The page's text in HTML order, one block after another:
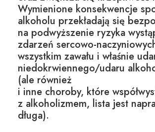
Wymienione konsekwencje
alkoholu przekładają się
na podwyższenie ryzyka
zdarzeń sercowo-
wszystkim zawału i właśnie
niedokrwiennego/udaru
(ale również
i inne choroby, które
z alkoholizmem, lista jest
długa).